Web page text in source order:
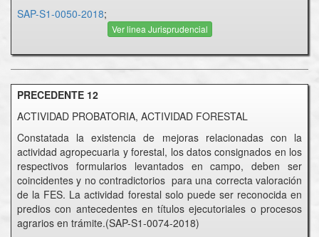
SAP-S1-0050-2018;
Ver linea Jurisprudencial
PRECEDENTE 12
ACTIVIDAD PROBATORIA, ACTIVIDAD FORESTAL
Constatada la existencia de mejoras relacionadas con la
actividad agropecuaria y forestal, los datos consignados en los
respectivos formularios levantados en campo, deben ser
coincidentes y no contradictorios para una correcta valoración
de la FES. La actividad forestal solo puede ser reconocida en
predios con antecedentes en títulos ejecutoriales o procesos
agrarios en trámite.(SAP-S1-0074-2018)